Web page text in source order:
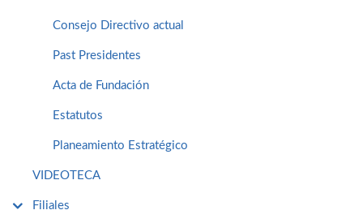
Consejo Directivo actual
Past Presidentes
Acta de Fundación
Estatutos
Planeamiento Estratégico
VIDEOTECA
Filiales